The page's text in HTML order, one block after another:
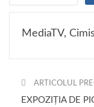
MediaTV,
ARTICOLUL
EXPOZIȚIA DE